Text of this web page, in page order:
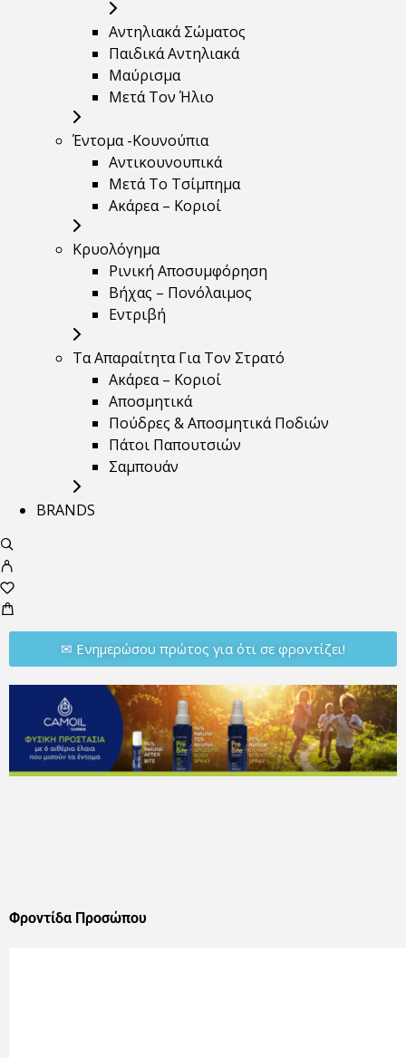
Αντηλιακά Σώματος
Παιδικά Αντηλιακά
Μαύρισμα
Mετά Τον Ήλιο
Έντομα -Κουνούπια
Αντικουνουπικά
Μετά Το Τσίμπημα
Ακάρεα – Κοριοί
Κρυολόγημα
Ρινική Αποσυμφόρηση
Βήχας – Πονόλαιμος
Εντριβή
Τα Απαραίτητα Για Τον Στρατό
Ακάρεα – Κοριοί
Αποσμητικά
Πούδρες & Αποσμητικά Ποδιών
Πάτοι Παπουτσιών
Σαμπουάν
BRANDS
✉︎ Ενημερώσου πρώτος για ότι σε φροντίζει!
Φροντίδα Προσώπου